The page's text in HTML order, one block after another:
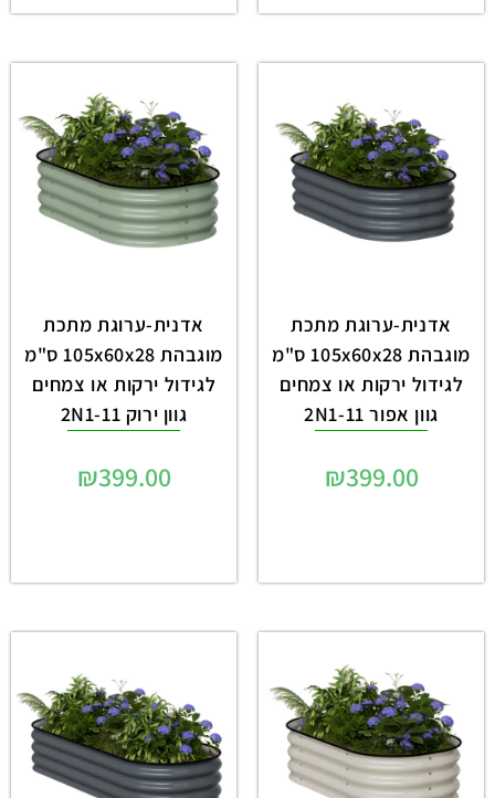
אדנית-ערוגת מתכת
מוגבהת 105x60x28 ס"מ
לגידול ירקות או צמחים
גוון אפור 2N1-11
₪399.00
אדנית-ערוגת מתכת
מוגבהת 105x60x28 ס"מ
לגידול ירקות או צמחים
גוון ירוק 2N1-11
₪399.00